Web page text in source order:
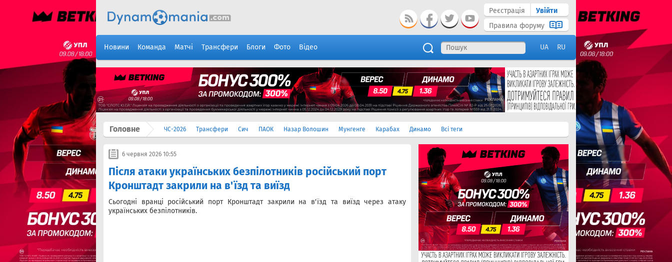
Реєстрація
Увійти
Правила форуму
Новини Команда Матчі Трансфери Блоги Фото Відео UA RU
Головне ЧС-2026 Трансфери Сич ПАОК Назар Волошин Мунгенге Карабах Динамо Всі теги
6 червня 2026 10:55
Після атаки українських безпілотників російський порт
Кронштадт закрили на в'їзд та виїзд
Сьогодні вранці російський порт Кронштадт закрили на в'їзд та виїзд через атаку
українських безпілотників.